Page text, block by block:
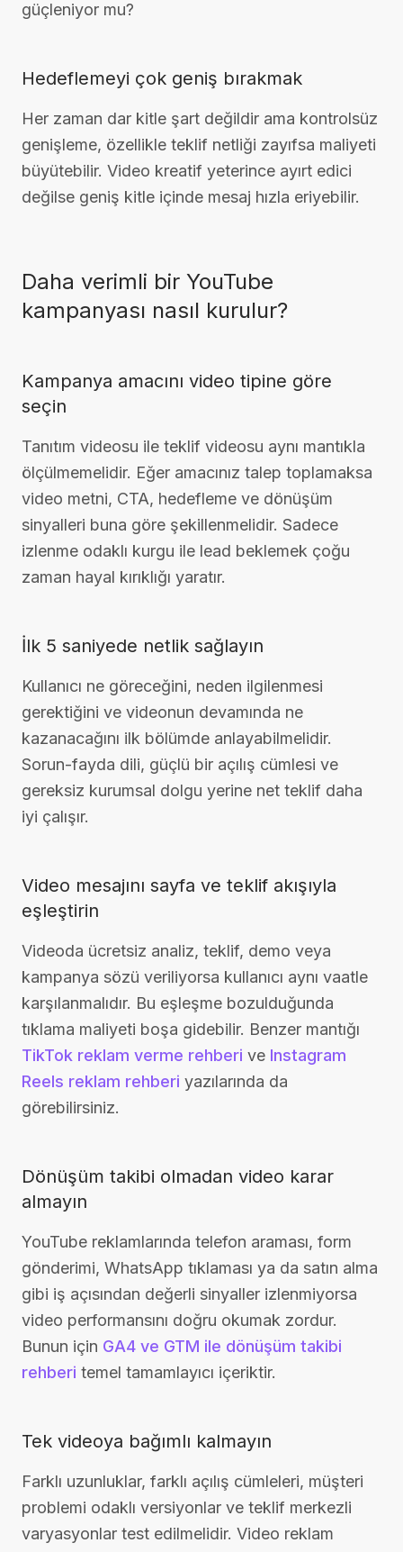
güçleniyor mu?
Hedeflemeyi çok geniş bırakmak
Her zaman dar kitle şart değildir ama kontrolsüz
genişleme, özellikle teklif netliği zayıfsa maliyeti
büyütebilir. Video kreatif yeterince ayırt edici
değilse geniş kitle içinde mesaj hızla eriyebilir.
Daha verimli bir YouTube
kampanyası nasıl kurulur?
Kampanya amacını video tipine göre
seçin
Tanıtım videosu ile teklif videosu aynı mantıkla
ölçülmemelidir. Eğer amacınız talep toplamaksa
video metni, CTA, hedefleme ve dönüşüm
sinyalleri buna göre şekillenmelidir. Sadece
izlenme odaklı kurgu ile lead beklemek çoğu
zaman hayal kırıklığı yaratır.
İlk 5 saniyede netlik sağlayın
Kullanıcı ne göreceğini, neden ilgilenmesi
gerektiğini ve videonun devamında ne
kazanacağını ilk bölümde anlayabilmelidir.
Sorun-fayda dili, güçlü bir açılış cümlesi ve
gereksiz kurumsal dolgu yerine net teklif daha
iyi çalışır.
Video mesajını sayfa ve teklif akışıyla
eşleştirin
Videoda ücretsiz analiz, teklif, demo veya
kampanya sözü veriliyorsa kullanıcı aynı vaatle
karşılanmalıdır. Bu eşleşme bozulduğunda
tıklama maliyeti boşa gidebilir. Benzer mantığı
TikTok reklam verme rehberi ve Instagram
Reels reklam rehberi yazılarında da
görebilirsiniz.
Dönüşüm takibi olmadan video karar
almayın
YouTube reklamlarında telefon araması, form
gönderimi, WhatsApp tıklaması ya da satın alma
gibi iş açısından değerli sinyaller izlenmiyorsa
video performansını doğru okumak zordur.
Bunun için GA4 ve GTM ile dönüşüm takibi
rehberi temel tamamlayıcı içeriktir.
Tek videoya bağımlı kalmayın
Farklı uzunluklar, farklı açılış cümleleri, müşteri
problemi odaklı versiyonlar ve teklif merkezli
varyasyonlar test edilmelidir. Video reklam